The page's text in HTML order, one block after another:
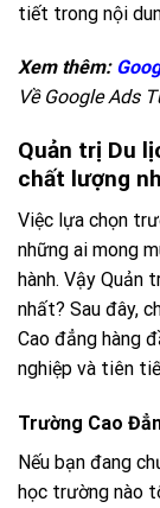
tiết trong nội
Xem thêm:
Về Google Ads
Quản trị Du
chất lượng
Việc lựa chọn
những ai mong
hành. Vậy Quản
nhất? Sau đây,
Cao đẳng hàng
nghiệp và tiên
Trường Cao
Nếu bạn đang
học trường nào